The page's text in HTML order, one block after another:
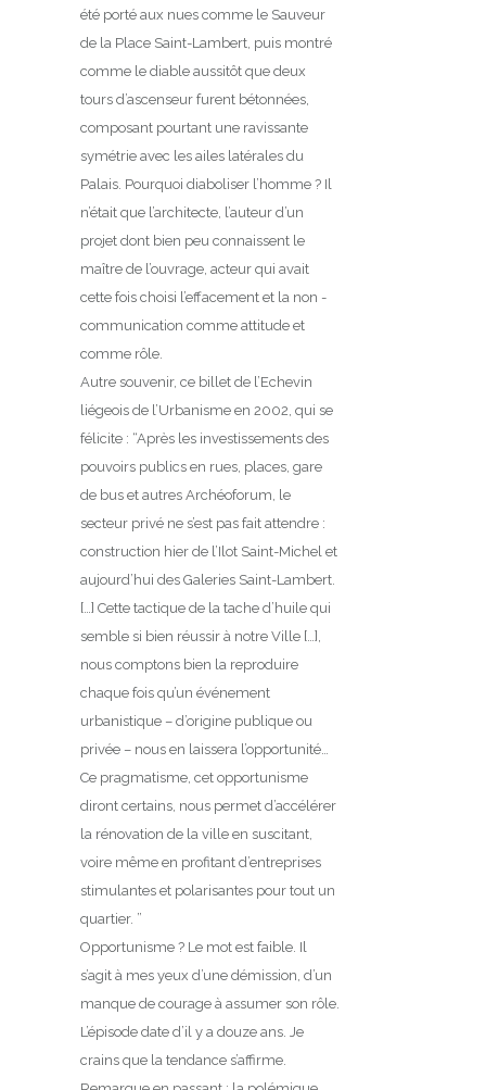
été porté aux nues comme le Sauveur
de la Place Saint-Lambert, puis montré
comme le diable aussitôt que deux
tours d’ascenseur furent bétonnées,
composant pourtant une ravissante
symétrie avec les ailes latérales du
Palais. Pourquoi diaboliser l’homme ? Il
n’était que l’architecte, l’auteur d’un
projet dont bien peu connaissent le
maître de l’ouvrage, acteur qui avait
cette fois choisi l’effacement et la non -
communication comme attitude et
comme rôle.
Autre souvenir, ce billet de l’Echevin
liégeois de l’Urbanisme en 2002, qui se
félicite : “Après les investissements des
pouvoirs publics en rues, places, gare
de bus et autres Archéoforum, le
secteur privé ne s’est pas fait attendre :
construction hier de l’Ilot Saint-Michel et
aujourd’hui des Galeries Saint-Lambert.
[…] Cette tactique de la tache d’huile qui
semble si bien réussir à notre Ville […],
nous comptons bien la reproduire
chaque fois qu’un événement
urbanistique – d’origine publique ou
privée – nous en laissera l’opportunité…
Ce pragmatisme, cet opportunisme
diront certains, nous permet d’accélérer
la rénovation de la ville en suscitant,
voire même en profitant d’entreprises
stimulantes et polarisantes pour tout un
quartier. ”
Opportunisme ? Le mot est faible. Il
s’agit à mes yeux d’une démission, d’un
manque de courage à assumer son rôle.
L’épisode date d’il y a douze ans. Je
crains que la tendance s’affirme.